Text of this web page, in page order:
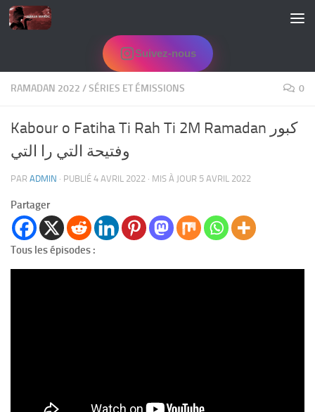
Skip to content
Suivez-nous
RAMADAN 2022 /SÉRIES ET ÉMISSIONS 0
Kabour o Fatiha Ti Rah Ti 2M Ramadan كبور
وفتيحة التي را التي
PAR ADMIN · PUBLIÉ 4 AVRIL 2022 · MIS À JOUR 5 AVRIL 2022
Partager
Tous les épisodes :